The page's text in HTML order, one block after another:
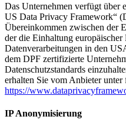
Das Unternehmen verfügt über
US Data Privacy Framework“
Übereinkommen zwischen der
der die Einhaltung europäischer
Datenverarbeitungen in den
dem DPF zertifizierte
Datenschutzstandards
erhalten Sie vom Anbieter
https://
IP Anonymisierung